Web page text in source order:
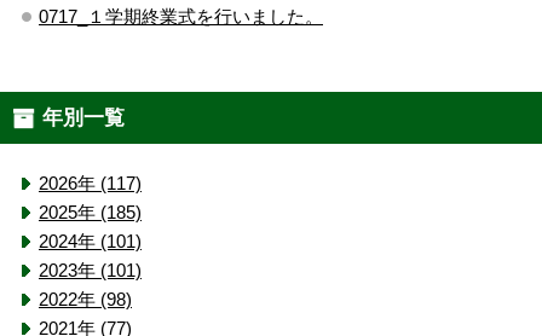
0717_１学期終業式を行いました。
年別一覧
2026年 (117)
2025年 (185)
2024年 (101)
2023年 (101)
2022年 (98)
2021年 (77)